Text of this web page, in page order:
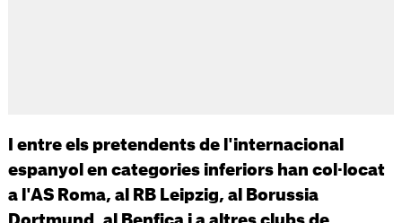
I entre els pretendents de l'internacional
espanyol en categories inferiors han col·locat
a l'AS Roma, al RB Leipzig, al Borussia